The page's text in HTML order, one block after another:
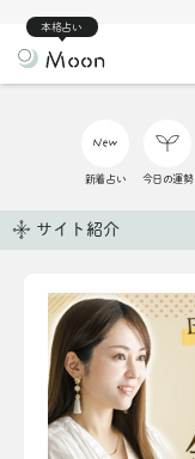
本格占い
新着占い 今日の運勢
サイト紹介